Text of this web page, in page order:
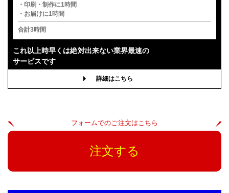
・印刷・制作に1時間
・お届けに1時間
合計3時間
これ以上時早くは絶対出来ない業界最速の
サービスです
詳細はこちら
フォームでのご注文はこちら
注文する